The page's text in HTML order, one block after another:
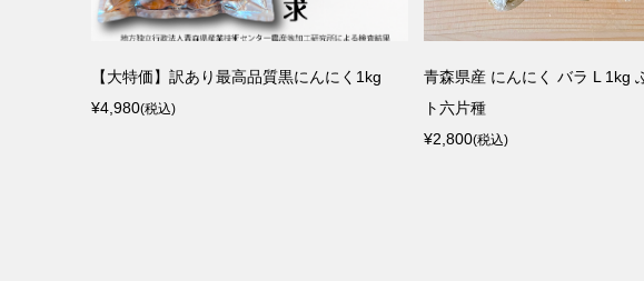
倉石熟成黒にんにく1kg 500g×2袋
倉石熟成黒にんにく 500g